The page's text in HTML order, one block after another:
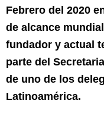
Febrero del 2020
de alcance
fundador y actual
parte del
de uno de los
Latinoamérica.